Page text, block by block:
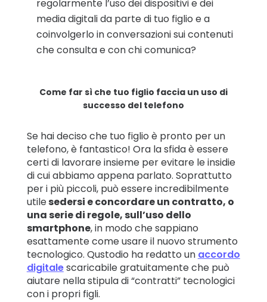
regolarmente l’uso dei dispositivi e dei
media digitali da parte di tuo figlio e a
coinvolgerlo in conversazioni sui contenuti
che consulta e con chi comunica?
Come far sì che tuo figlio faccia un uso di
successo del telefono
Se hai deciso che tuo figlio è pronto per un
telefono, è fantastico! Ora la sfida è essere
certi di lavorare insieme per evitare le insidie
di cui abbiamo appena parlato. Soprattutto
per i più piccoli, può essere incredibilmente
utilesedersi e concordare un contratto, o
una serie di regole, sull’uso dello
smartphone, in modo che sappiano
esattamente come usare il nuovo strumento
tecnologico. Qustodio ha redatto un accordo
digitalescaricabile gratuitamente che può
aiutare nella stipula di “contratti” tecnologici
con i propri figli.